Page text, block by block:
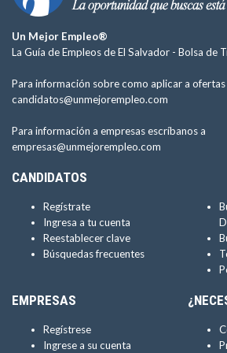
Un Mejor Empleo®
La Guía de Empleos de El Salvador - Bolsa de
Para información sobre como aplicar a
candidatos@unmejorempleo.com
Para información a empresas escríbanos a
empresas@unmejorempleo.com
CANDIDATOS
Regístrate
Ingresa a tu cuenta
Reestablecer clave
Búsquedas frecuentes
EMPRESAS
Regístrese
Ingrese a su cuenta